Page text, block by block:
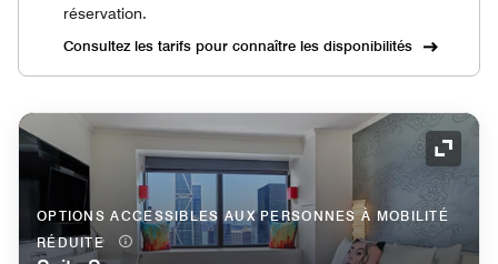
réservation.
Consultez les tarifs pour connaître les disponibilités
Icône
OPTIONS ACCESSIBLES AUX PERSONNES À MOBILITÉ
RÉDUITE